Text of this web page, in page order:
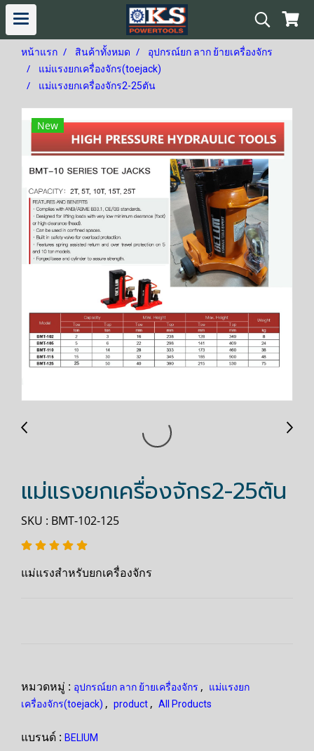
หน้าแรก สินค้าทั้งหมด
อุปกรณ์ยก ลาก ย้ายเครื่องจักร
แม่แรงยกเครื่องจักร(toejack)
แม่แรงยกเครื่องจักร2-25ตัน
New
แม่แรงยกเครื่องจักร2-25ตัน
SKU : BMT-102-125
แม่แรงสำหรับยกเครื่องจักร
หมวดหมู่ : อุปกรณ์ยก ลาก ย้ายเครื่องจักร ,
แม่แรงยก
เครื่องจักร(toejack) , product , All Products
แบรนด์ : BELIUM